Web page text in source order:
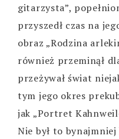
gitarzysta”,
przyszedł czas na
obraz „Rodzina
również przeminął
przeżywał świat
tym jego okres
jak „Portret
Nie był to